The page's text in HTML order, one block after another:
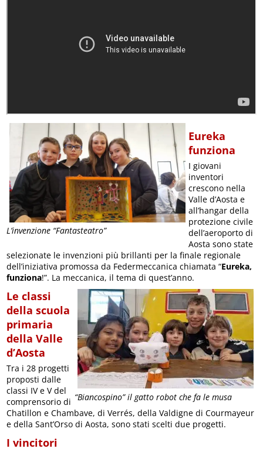
L’invenzione “Fantasteatro”
Eureka
funziona
I giovani
inventori
crescono nella
Valle d’Aosta e
all’hangar della
protezione civile
dell’aeroporto di
Aosta sono state
selezionate le invenzioni più brillanti per la finale regionale
dell’iniziativa promossa da Federmeccanica chiamata “Eureka,
funziona!”. La meccanica, il tema di quest’anno.
“Biancospino” il gatto robot che fa le musa
Le classi
della scuola
primaria
della Valle
d’Aosta
Tra i 28 progetti
proposti dalle
classi IV e V del
comprensorio di
Chatillon e Chambave, di Verrés, della Valdigne di Courmayeur
e della Sant’Orso di Aosta, sono stati scelti due progetti.
I vincitori